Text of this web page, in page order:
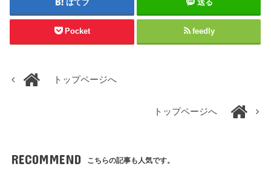
はてブ 送る
Pocket feedly
トップページへ
トップページへ
RECOMMEND こちらの記事も人気です。